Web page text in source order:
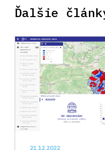
Ďalšie
21.12.2022